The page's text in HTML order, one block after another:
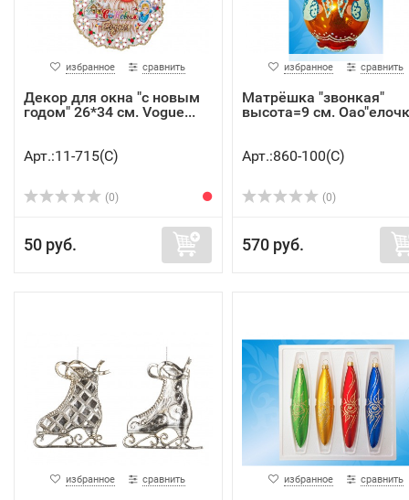
избранное сравнить
Декор для окна "с новым
годом" 26*34 см. Vogue...
Арт.:11-715(C)
(0)
50 руб.
избранное сравнить
Матрёшка "звонкая"
высота=9 см.
Арт.:860-100(C)
(0)
570 руб.
избранное сравнить избранное сравнить